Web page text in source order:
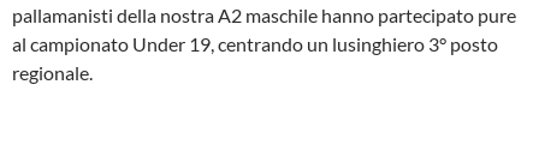
pallamanisti della nostra A2 maschile hanno partecipato pure
al campionato Under 19, centrando un lusinghiero 3° posto
regionale.